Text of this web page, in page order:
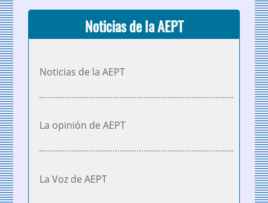
Noticias de la AEPT
Noticias de la AEPT
La opinión de AEPT
La Voz de AEPT